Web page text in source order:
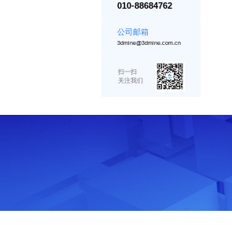
010-88684762
公司邮箱
3dmine@3dmine.com.cn
扫一扫
关注我们